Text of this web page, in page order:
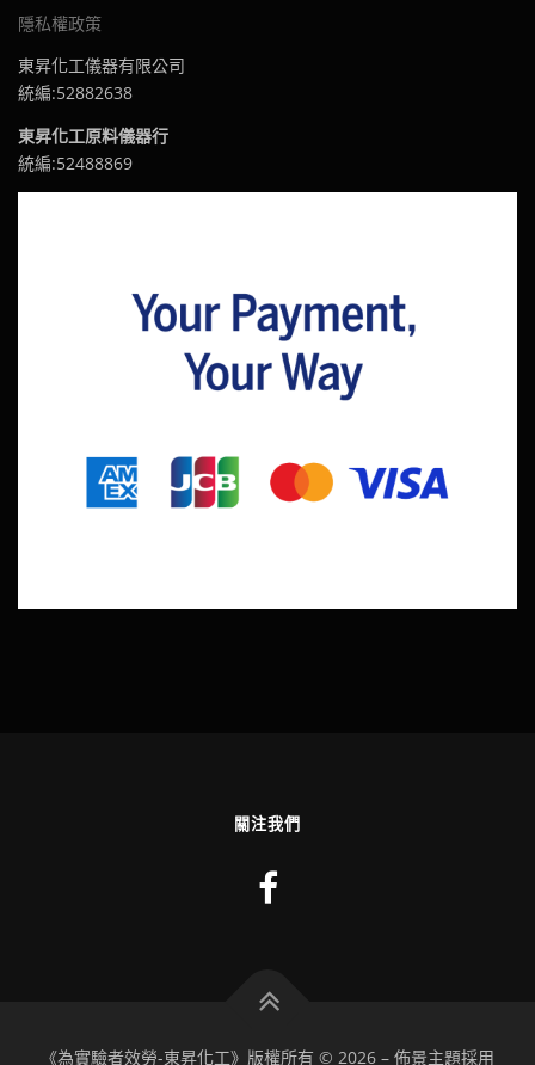
隱私權政策
東昇化工儀器有限公司
統編:52882638
東昇化工原料儀器行
統編:52488869
關注我們
《為實驗者效勞-東昇化工》版權所有 © 2026 – 佈景主題採用